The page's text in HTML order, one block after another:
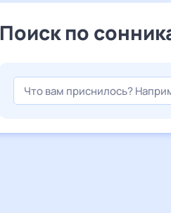
Поиск по